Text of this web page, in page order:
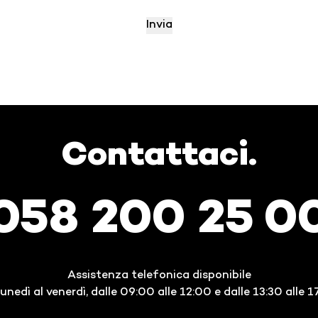
Contattaci.
200 25
Assistenza telefonica disponibile
al venerdì, dalle 09:00 alle 12:00 e dalle 13:30 alle